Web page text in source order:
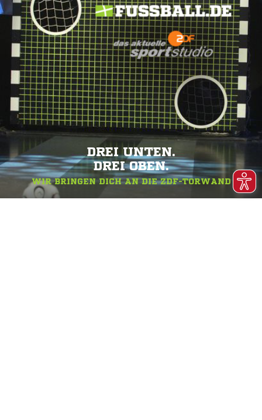
DREI UNTEN.
DREI OBEN.
WIR BRINGEN DICH AN DIE ZDF-TORWAND